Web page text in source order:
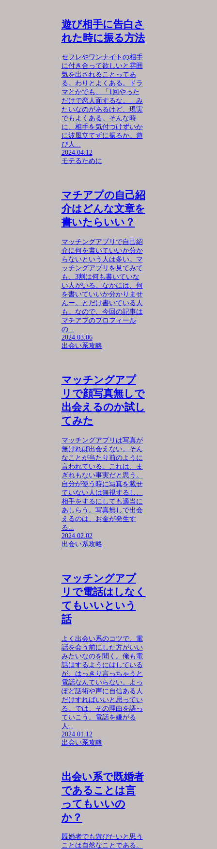
遊び相手に告白さ
れた時に振る方法
セフレやワンナイトの相手
に付き合って欲しいと雰囲
気を出されることってあ
る。わりとよくある。ドラ
マとかでも、「1回やった
だけで恋人面するな。」み
たいなのがあるけど、現実
でもよくある。そんな時
に、相手を気付つけずいか
に波風立てずに振るか。遊
び人...
2024.04.12
モテるために
マチアプの自己紹
介はどんな文章を
書いたらいい？
マッチングアプリで自己紹
介に何を書いていいか分か
らないという人は多い。マ
ッチングアプリを見てみて
も、3割は何も書いていな
い人がいる。なかには、何
を書いていいか分かりませ
んー。とだけ書いている人
も。なので、今回の記事は
マチアプのプロフィール
の...
2024.03.06
出会い系攻略
マッチングアプ
リで顔写真無しで
出会えるのか試し
てみた
マッチングアプリは写真が
無ければ出会えない。そん
なことが当たり前のように
言われている。これは、ま
ぎれもない事実だと思う。
自分が使う時に写真を載せ
ていない人は無視するし、
相手をするにしても適当に
あしらう。写真無しで出会
えるのは、お金が発生す
る...
2024.02.02
出会い系攻略
マッチングアプ
リで電話はしなく
てもいいという
話
よく出会い系のコツで、電
話を会う前にした方がいい
みたいなのを聞く。俺も電
話はするようにはしている
が、はっきり言っちゃうと
電話なんていらない。よっ
ぽど話術や声に自信ある人
だけすればいいと思ってい
る。では、その理由を語っ
ていこう。電話を嫌がる
人...
2024.01.12
出会い系攻略
出会い系で既婚者
であることは言
ってもいいの
か？
既婚者でも遊びたいと思う
ことは自然なことである。